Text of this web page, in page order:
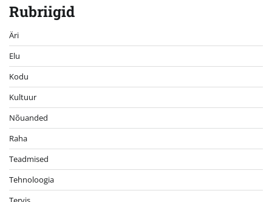
Rubriigid
Äri
Elu
Kodu
Kultuur
Nõuanded
Raha
Teadmised
Tehnoloogia